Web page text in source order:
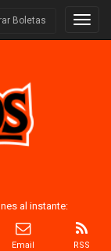
Boletas
al instante:
Email RSS